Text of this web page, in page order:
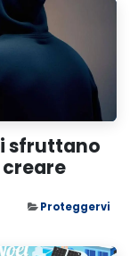
sfruttano
Proteggervi